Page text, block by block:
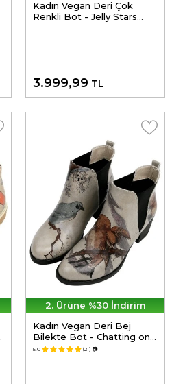
Kadın Vegan Deri Çok
Renkli Bot - Jelly Stars
3.999,99 TL
2. Ürüne %30 İndirim
Kadın Vegan Deri Bej
Bilekte Bot - Chatting on
a Branch Tasarım
5.0 (21) 📷